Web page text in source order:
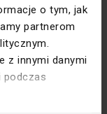
o tym, jak
partnerom
z innymi danymi
podczas
IP44
92
82,5